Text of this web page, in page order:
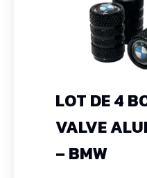
LOT DE 4
VALVE
– BMW